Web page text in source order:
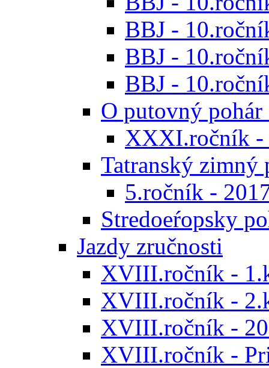
BBJ -
BBJ -
BBJ -
O putovný
XXXI.ročník -
Tatranský zimný
5.ročník -
Stredoeŕopsky
Jazdy zručnosti
XVIII.ročník -
XVIII.ročník -
XVIII.ročník -
XVIII.ročník -